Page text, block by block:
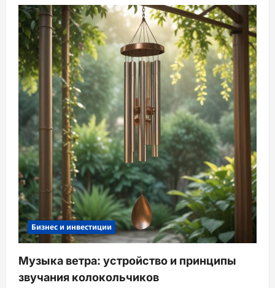
Бизнес и инвестиции
Музыка ветра: устройство и принципы
звучания колокольчиков